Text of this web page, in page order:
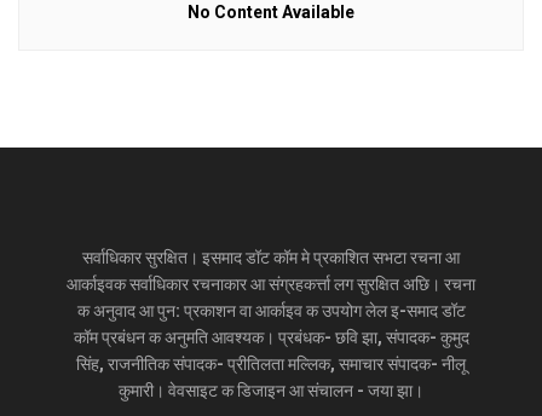
No Content Available
सर्वाधिकार सुरक्षित। इसमाद डॉट कॉम मे प्रकाशित सभटा रचना आ
आर्काइवक सर्वाधिकार रचनाकार आ संग्रहकर्त्ता लग सुरक्षित अछि। रचना
क अनुवाद आ पुन: प्रकाशन वा आर्काइव क उपयोग लेल इ-समाद डॉट
कॉम प्रबंधन क अनुमति आवश्यक। प्रबंधक- छवि झा, संपादक- कुमुद
सिंह, राजनीतिक संपादक- प्रीतिलता मल्लिक, समाचार संपादक- नीलू
कुमारी। वेवसाइट क डिजाइन आ संचालन - जया झा।